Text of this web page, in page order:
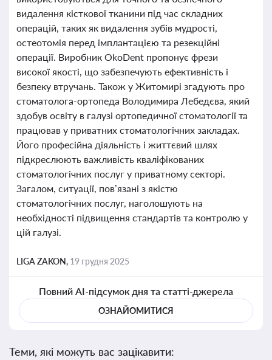
видалення кісткової тканини під час складних
операцій, таких як видалення зубів мудрості,
остеотомія перед імплантацією та резекційні
операції. Виробник OkoDent пропонує фрези
високої якості, що забезпечують ефективність і
безпеку втручань. Також у Житомирі згадують про
стоматолога-ортопеда Володимира Лебедєва, який
здобув освіту в галузі ортопедичної стоматології та
працював у приватних стоматологічних закладах.
Його професійна діяльність і життєвий шлях
підкреслюють важливість кваліфікованих
стоматологічних послуг у приватному секторі.
Загалом, ситуації, пов’язані з якістю
стоматологічних послуг, наголошують на
необхідності підвищення стандартів та контролю у
цій галузі.
LIGA ZAKON, 19 грудня 2025
Повний AI-підсумок дня та статті-джерела
ОЗНАЙОМИТИСЯ
Теми, які можуть вас зацікавити: